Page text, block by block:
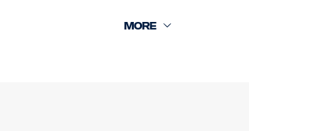
contra sujeira